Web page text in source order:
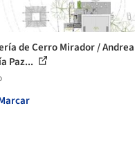
de Cerro Mirador /
Paz...